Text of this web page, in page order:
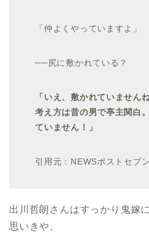
「仲よくやっていますよ」
──尻に敷かれている？
「いえ、敷かれていません
考え方は昔の男で亭主関白
ていません！」
引用元：NEWSポストセブン
出川哲朗さんはすっかり鬼嫁
思いきや、